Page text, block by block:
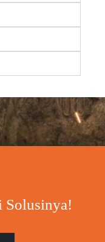
Solusinya!